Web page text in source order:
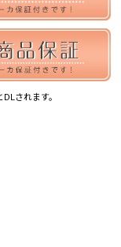
されます。